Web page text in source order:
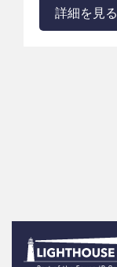
詳細を見る